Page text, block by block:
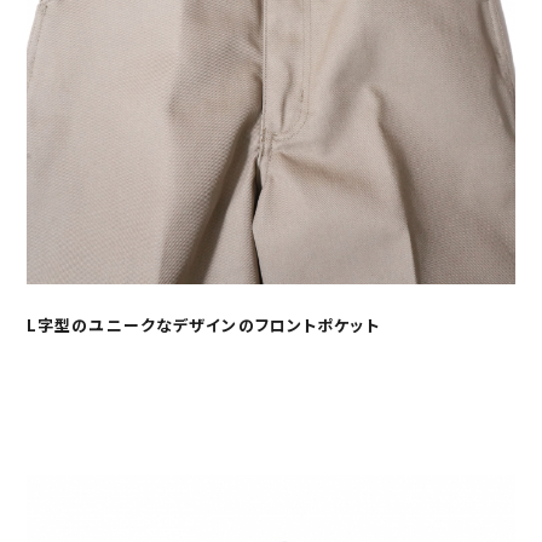
L字型のユニークなデザインのフロントポケット